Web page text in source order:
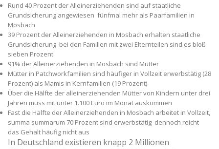
Rund 40 Prozent der Alleinerziehenden sind auf staatliche
Grundsicherung angewiesen ­ fünfmal mehr als Paarfamilien in
Mosbach
39 Prozent der Alleinerziehenden in Mosbach erhalten staatliche
Grundsicherung ­ bei den Familien mit zwei Elternteilen sind es bloß
sieben Prozent
91% der Alleinerziehenden in Mosbach sind Mütter
Mütter in Patchworkfamilien sind häufiger in Vollzeit erwerbstätig (28
Prozent) als Mamis in Kernfamilien (19 Prozent)
Über die Hälfte der alleinerziehenden Mütter von Kindern unter drei
Jahren muss mit unter 1.100 Euro im Monat auskommen
Fast die Hälfte der Alleinerziehenden in Mosbach arbeitet in Vollzeit,
summa summarum 70 Prozent sind erwerbstätig ­ dennoch reicht
das Gehalt häufig nicht aus
In Deutschland existieren knapp 2 Millionen